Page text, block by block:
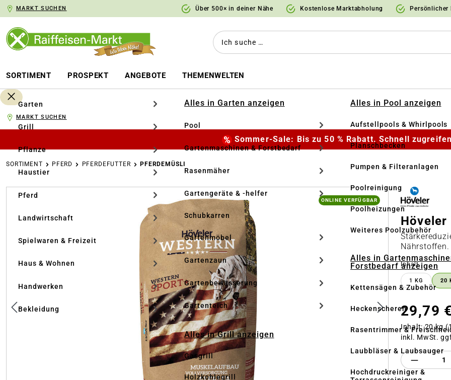
Zur Hauptnavigation springen
MARKT SUCHEN Über 500× in deiner Nähe Kostenlose Marktabholung Persönlicher
SORTIMENT PROSPEKT ANGEBOTE THEMENWELTEN
Garten
Grill
Pflanze
Haustier
Pferd
Landwirtschaft
Spielwaren & Freizeit
Haus & Wohnen
Handwerken
Bekleidung
Alles in Garten anzeigen
Pool
Gartenmaschinen & Forstbedarf
Rasenmäher
Gartengeräte & -helfer
Schubkarren
Gartenmöbel
Gartenzaun
Gartenbewässerung
Gartenteich
Alles in Grill anzeigen
Gasgrill
Holzkohlegrill
Alles in Pool anzeigen
Aufstellpools & Whirlpools
Planschbecken
Pumpen & Filteranlagen
Poolreinigung
Poolheizungen
Weiteres Poolzubehör
Alles in
Forstbedarf anzeigen
Kettensägen & Zubehör
Heckenscheren
Rasentrimmer &
Laubbläser & Laubsauger
Hochdruckreiniger &
MARKT SUCHEN
Sommer-Sale: Bis zu 50 % Rabatt. Schnell
SORTIMENT PFERD PFERDEFUTTER PFERDEMÜSLI
Bildergalerie überspringen
ONLINE VERFÜGBAR
Höveler
Nährstoffen.
Inhalt
1 KG 20
29,79 €
Inhalt:20 kg
inkl. MwSt.
Produkt